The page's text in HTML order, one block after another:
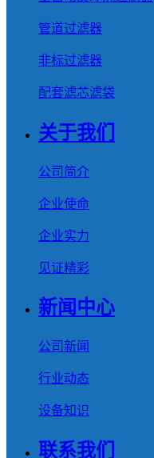
管道过滤器
非标过滤器
配套滤芯滤袋
关于我们
公司简介
企业使命
企业实力
见证精彩
新闻中心
公司新闻
行业动态
设备知识
联系我们